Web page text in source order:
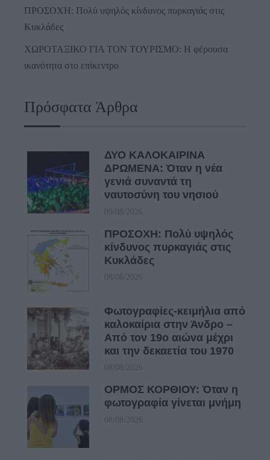
ΠΡΟΣΟΧΗ: Πολύ υψηλός κίνδυνος πυρκαγιάς στις
Κυκλάδες
ΧΩΡΟΤΑΞΙΚΟ ΓΙΑ ΤΟΝ ΤΟΥΡΙΣΜΟ: Η φέρουσα
ικανότητα στο επίκεντρο
Πρόσφατα Άρθρα
ΔΥΟ ΚΑΛΟΚΑΙΡΙΝΑ
ΔΡΩΜΕΝΑ: Όταν η νέα
γενιά συναντά τη
ναυτοσύνη του νησιού
09/08/2026
ΠΡΟΣΟΧΗ: Πολύ υψηλός
κίνδυνος πυρκαγιάς στις
Κυκλάδες
08/08/2026
Φωτογραφίες-κειμήλια από
καλοκαίρια στην Άνδρο –
Από τον 19ο αιώνα μέχρι
και την δεκαετία του 1970
08/08/2026
ΟΡΜΟΣ ΚΟΡΘΙΟΥ: Όταν η
φωτογραφία γίνεται μνήμη
08/08/2026